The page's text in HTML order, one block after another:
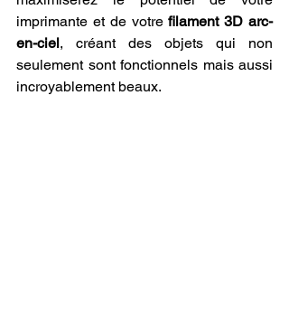
imprimante et de votre filament 3D arc-
en-ciel, créant des objets qui non
seulement sont fonctionnels mais aussi
incroyablement beaux.